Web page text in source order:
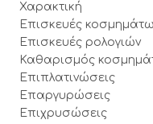
Χαρακτική
Επισκευές
Επισκευές ρολογιών
Καθαρισμός
Επιπλατινώσεις
Επαργυρώσεις
Επιχρυσώσεις